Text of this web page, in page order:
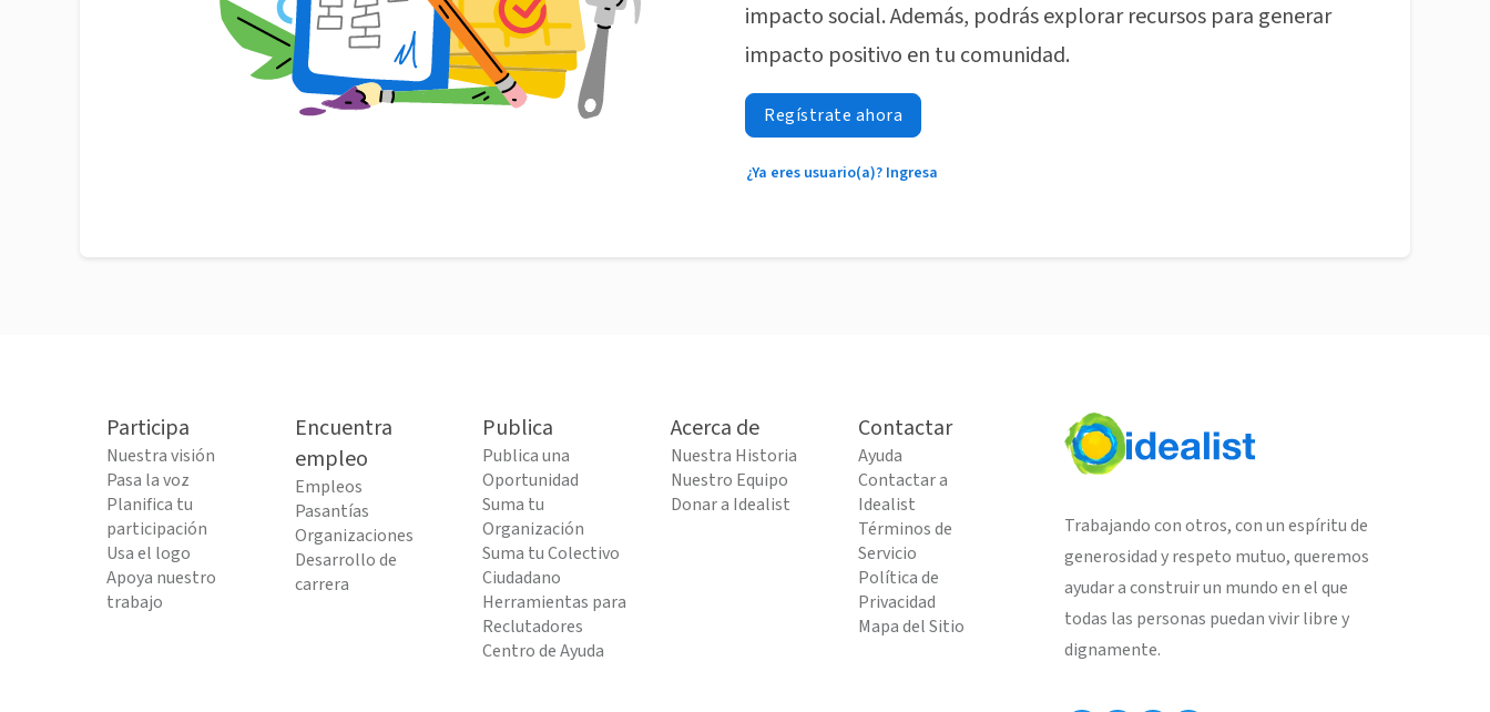
impacto social. Además, podrás explorar recursos para generar
impacto positivo en tu comunidad.
Regístrate ahora
¿Ya eres usuario(a)? Ingresa
Participa
Nuestra visión
Pasa la voz
Planifica tu
participación
Usa el logo
Apoya nuestro
trabajo
Encuentra
empleo
Empleos
Pasantías
Organizaciones
Desarrollo de
carrera
Publica
Publica una
Oportunidad
Suma tu
Organización
Suma tu Colectivo
Ciudadano
Herramientas para
Reclutadores
Centro de Ayuda
Acerca de
Nuestra Historia
Nuestro Equipo
Donar a Idealist
Contactar
Ayuda
Contactar a
Idealist
Términos de
Servicio
Política de
Privacidad
Mapa del Sitio
Trabajando con otros, con un espíritu de
generosidad y respeto mutuo, queremos
ayudar a construir un mundo en el que
todas las personas puedan vivir libre y
dignamente.